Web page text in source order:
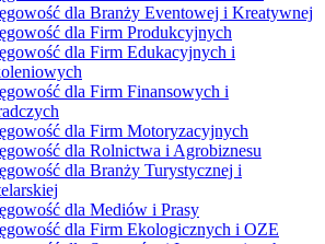
dla Branży Eventowej i Kreatywnej
dla Firm Produkcyjnych
dla Firm Edukacyjnych i
dla Firm Finansowych i
dla Firm Motoryzacyjnych
dla Rolnictwa i Agrobiznesu
dla Branży Turystycznej i
dla Mediów i Prasy
dla Firm Ekologicznych i OZE